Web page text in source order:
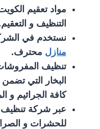
مواد تعقيم
التنظيف و
نستخدم في
منازل محترف.
تنظيف
البخار التي
كافة الجراثيم و
للحشرات و